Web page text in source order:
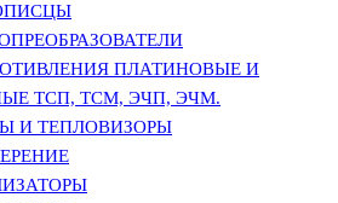
ПЛАТИНОВЫЕ И
ТСП, ТСМ, ЭЧП, ЭЧМ.
И ТЕПЛОВИЗОРЫ